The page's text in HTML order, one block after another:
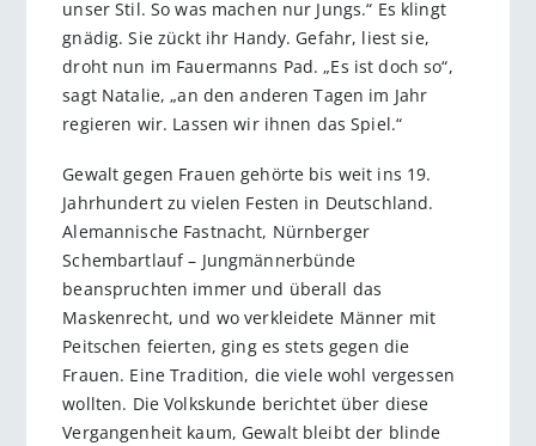
unser Stil. So was machen nur Jungs.“ Es klingt
gnädig. Sie zückt ihr Handy. Gefahr, liest sie,
droht nun im Fauermanns Pad. „Es ist doch so“,
sagt Natalie, „an den anderen Tagen im Jahr
regieren wir. Lassen wir ihnen das Spiel.“
Gewalt gegen Frauen gehörte bis weit ins 19.
Jahrhundert zu vielen Festen in Deutschland.
Alemannische Fastnacht, Nürnberger
Schembartlauf – Jungmännerbünde
beanspruchten immer und überall das
Maskenrecht, und wo verkleidete Männer mit
Peitschen feierten, ging es stets gegen die
Frauen. Eine Tradition, die viele wohl vergessen
wollten. Die Volkskunde berichtet über diese
Vergangenheit kaum, Gewalt bleibt der blinde